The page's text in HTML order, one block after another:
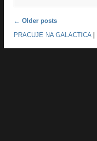
Post navigation
← Older posts
PRACUJE NA GALACTICA